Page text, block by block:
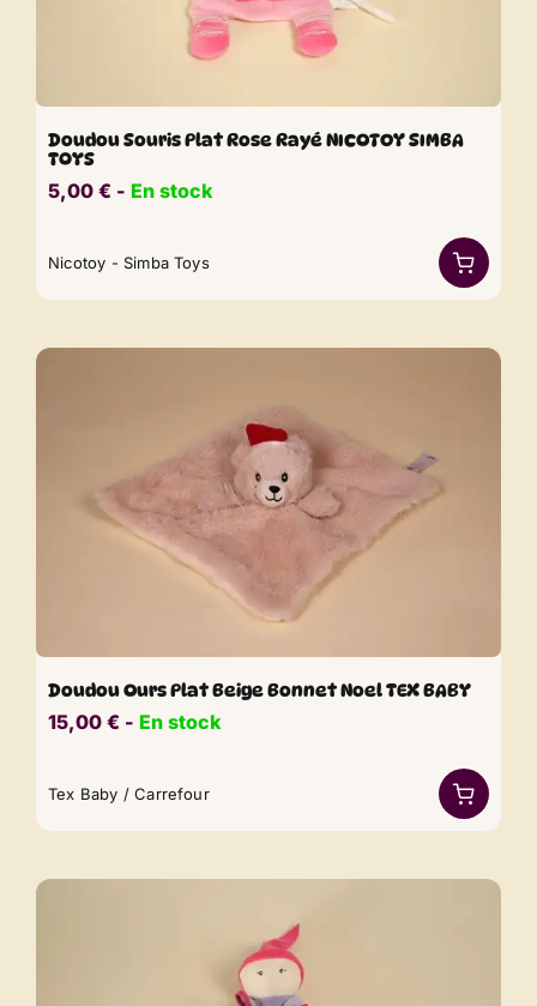
Doudou Souris Plat Rose Rayé NICOTOY SIMBA
TOYS
5,00 € ​​ - En stock
Nicotoy - Simba Toys
Doudou Ours Plat Beige Bonnet Noel TEX BABY
15,00 € ​​ - En stock
Tex Baby / Carrefour